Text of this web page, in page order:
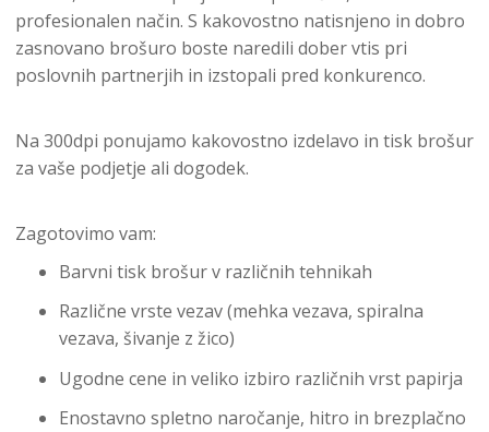
profesionalen način. S kakovostno natisnjeno in dobro
zasnovano brošuro boste naredili dober vtis pri
poslovnih partnerjih in izstopali pred konkurenco.
Na 300dpi ponujamo kakovostno izdelavo in tisk brošur
za vaše podjetje ali dogodek.
Zagotovimo vam:
Barvni tisk brošur v različnih tehnikah
Različne vrste vezav (mehka vezava, spiralna
vezava, šivanje z žico)
Ugodne cene in veliko izbiro različnih vrst papirja
Enostavno spletno naročanje, hitro in brezplačno